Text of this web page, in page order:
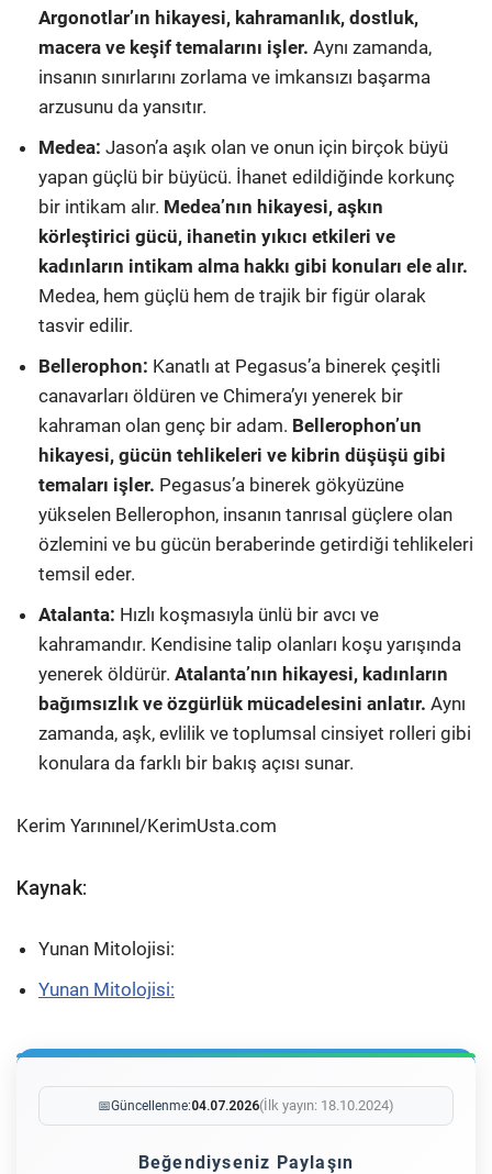
Argonotlar’ın hikayesi, kahramanlık, dostluk,
macera ve keşif temalarını işler. Aynı zamanda,
insanın sınırlarını zorlama ve imkansızı başarma
arzusunu da yansıtır.
Medea: Jason’a aşık olan ve onun için birçok büyü
yapan güçlü bir büyücü. İhanet edildiğinde korkunç
bir intikam alır. Medea’nın hikayesi, aşkın
körleştirici gücü, ihanetin yıkıcı etkileri ve
kadınların intikam alma hakkı gibi konuları ele alır.
Medea, hem güçlü hem de trajik bir figür olarak
tasvir edilir.
Bellerophon: Kanatlı at Pegasus’a binerek çeşitli
canavarları öldüren ve Chimera’yı yenerek bir
kahraman olan genç bir adam. Bellerophon’un
hikayesi, gücün tehlikeleri ve kibrin düşüşü gibi
temaları işler. Pegasus’a binerek gökyüzüne
yükselen Bellerophon, insanın tanrısal güçlere olan
özlemini ve bu gücün beraberinde getirdiği tehlikeleri
temsil eder.
Atalanta: Hızlı koşmasıyla ünlü bir avcı ve
kahramandır. Kendisine talip olanları koşu yarışında
yenerek öldürür. Atalanta’nın hikayesi, kadınların
bağımsızlık ve özgürlük mücadelesini anlatır. Aynı
zamanda, aşk, evlilik ve toplumsal cinsiyet rolleri gibi
konulara da farklı bir bakış açısı sunar.
Kerim Yarınınel/KerimUsta.com
Kaynak:
Yunan Mitolojisi:
Yunan Mitolojisi:
📅Güncellenme:04.07.2026(İlk yayın: 18.10.2024)
Beğendiyseniz Paylaşın